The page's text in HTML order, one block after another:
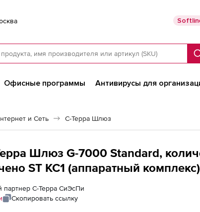
Офисные программы Антивирусы для
и Сеть С-Терра Шлюз
Шлюз G-7000 Standard,
ST КС1 (аппаратный
С-Терра VPN Версия 4.3
7000-4.3-1747-8-RED-ST-KC1)
партнер С-Терра СиЭсПи
Скопировать ссылку